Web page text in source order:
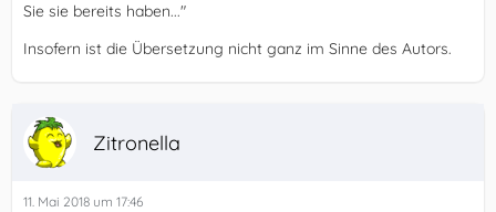
Sie sie bereits haben..."
Insofern ist die Übersetzung nicht ganz im Sinne des Autors.
Zitronella
11. Mai 2018 um 17:46